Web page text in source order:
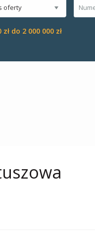
oferty
zł do 2 000 000 zł